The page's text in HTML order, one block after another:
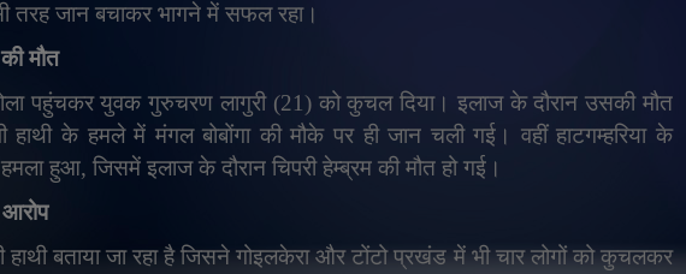
तरह जान बचाकर भागने में सफल रहा।
मौत
पहुंचकर युवक गुरुचरण लागुरी (21) को कुचल दिया। इलाज के दौरान उसकी मौत
हाथी के हमले में मंगल बोबोंगा की मौके पर ही जान चली गई। वहीं हाटगम्हरिया के
हमला हुआ, जिसमें इलाज के दौरान चिपरी हेम्ब्रम की मौत हो गई।
हाथी बताया जा रहा है जिसने गोइलकेरा और टोंटो प्रखंड में भी चार लोगों को कुचलकर